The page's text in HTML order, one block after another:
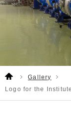
Gallery
Logo for the